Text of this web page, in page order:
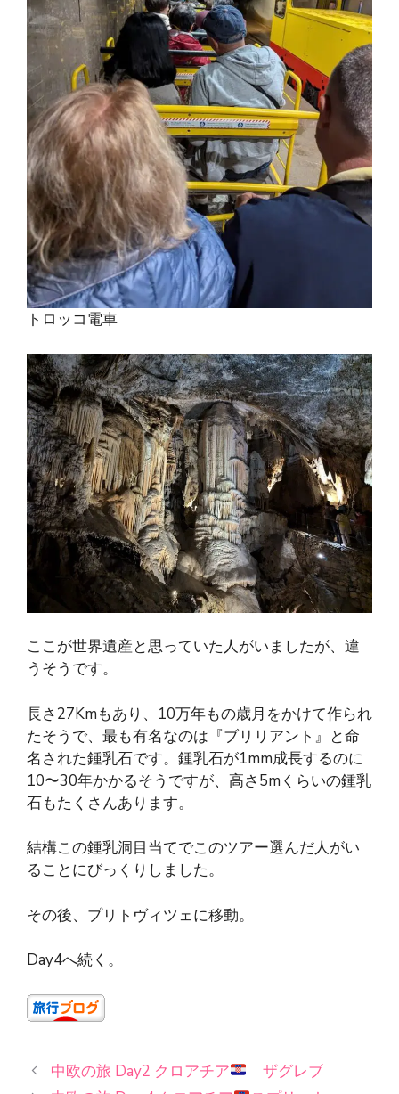
トロッコ電車
ここが世界遺産と思っていた人がいましたが、違
うそうです。
長さ27Kmもあり、10万年もの歳月をかけて作られ
たそうで、最も有名なのは『ブリリアント』と命
名された鍾乳石です。鍾乳石が1mm成長するのに
10〜30年かかるそうですが、高さ5mくらいの鍾乳
石もたくさんあります。
結構この鍾乳洞目当てでこのツアー選んだ人がい
ることにびっくりしました。
その後、プリトヴィツェに移動。
Day4へ続く。
中欧の旅 Day2 クロアチア
ザグレブ